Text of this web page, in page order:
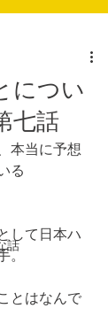
話
につい
七話
本当に予想
る
して日本ハ
。
とはなんで